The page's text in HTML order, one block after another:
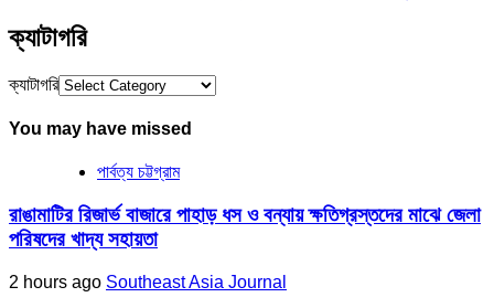
ক্যাটাগরি
ক্যাটাগরি
You may have missed
পার্বত্য চট্টগ্রাম
রাঙামাটির রিজার্ভ বাজারে পাহাড় ধস ও বন্যায় ক্ষতিগ্রস্তদের মাঝে জেলা
পরিষদের খাদ্য সহায়তা
2 hours ago Southeast Asia Journal